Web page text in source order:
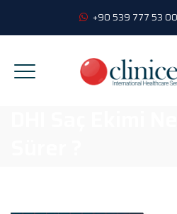
+90 539 777 53 00